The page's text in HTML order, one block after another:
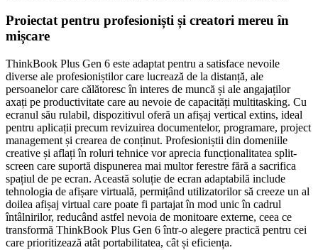
Proiectat pentru profesioniști și creatori mereu în
mișcare
ThinkBook Plus Gen 6 este adaptat pentru a satisface nevoile
diverse ale profesioniștilor care lucrează de la distanță, ale
persoanelor care călătoresc în interes de muncă și ale angajaților
axați pe productivitate care au nevoie de capacități multitasking. Cu
ecranul său rulabil, dispozitivul oferă un afișaj vertical extins, ideal
pentru aplicații precum revizuirea documentelor, programare, project
management și crearea de conținut. Profesioniștii din domeniile
creative și aflați în roluri tehnice vor aprecia funcționalitatea split-
screen care suportă dispunerea mai multor ferestre fără a sacrifica
spațiul de pe ecran. Această soluție de ecran adaptabilă include
tehnologia de afișare virtuală, permițând utilizatorilor să creeze un al
doilea afișaj virtual care poate fi partajat în mod unic în cadrul
întâlnirilor, reducând astfel nevoia de monitoare externe, ceea ce
transformă ThinkBook Plus Gen 6 într-o alegere practică pentru cei
care prioritizează atât portabilitatea, cât și eficiența.